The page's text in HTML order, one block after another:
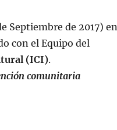
Septiembre de 2017) en
con el Equipo del
(ICI).
comunitaria